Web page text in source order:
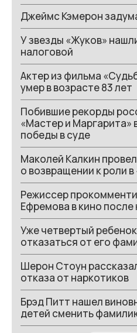
Джеймс Кэмерон
У звезды «Жуков»
налоговой
Актер из фильма
умер в возрасте 83 лет
Побившие рекорды
«Мастер и
победы в суде
Маколей Калкин
о возвращении к роли
Режиссер
Ефремова в кино после
Уже четвертый
отказаться от его
Шерон Стоун
отказа от наркотиков
Брэд Питт нашел
детей сменить